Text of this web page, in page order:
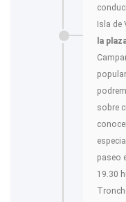
Isla
la
sobre
paseo
19.30